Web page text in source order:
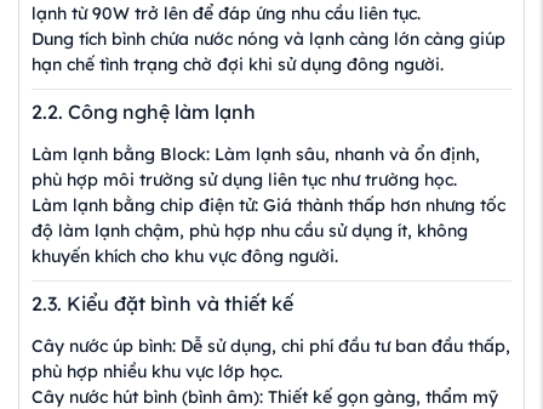
lạnh từ 90W trở lên để đáp ứng nhu cầu liên tục.
Dung tích bình chứa nước nóng và lạnh càng lớn càng giúp
hạn chế tình trạng chờ đợi khi sử dụng đông người.
2.2. Công nghệ làm lạnh
Làm lạnh bằng Block: Làm lạnh sâu, nhanh và ổn định,
phù hợp môi trường sử dụng liên tục như trường học.
Làm lạnh bằng chip điện tử: Giá thành thấp hơn nhưng tốc
độ làm lạnh chậm, phù hợp nhu cầu sử dụng ít, không
khuyến khích cho khu vực đông người.
2.3. Kiểu đặt bình và thiết kế
Cây nước úp bình: Dễ sử dụng, chi phí đầu tư ban đầu thấp,
phù hợp nhiều khu vực lớp học.
Cây nước hút bình (bình âm): Thiết kế gọn gàng, thẩm mỹ